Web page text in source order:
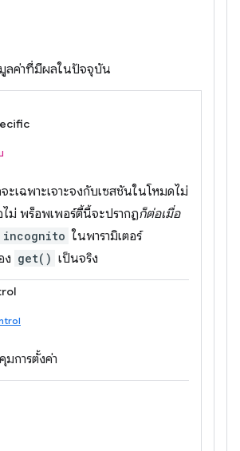
มูลค่าที่มีผลในปัจจุบัน
ะเฉพาะเจาะจงกับเซสชันในโหมดไม่
ม่ พร็อพเพอร์ตี้นี้จะปรากฏก็ต่อเมื่อ
incognito ในพารามิเตอร์
ง get() เป็นจริง
มการตั้งค่า